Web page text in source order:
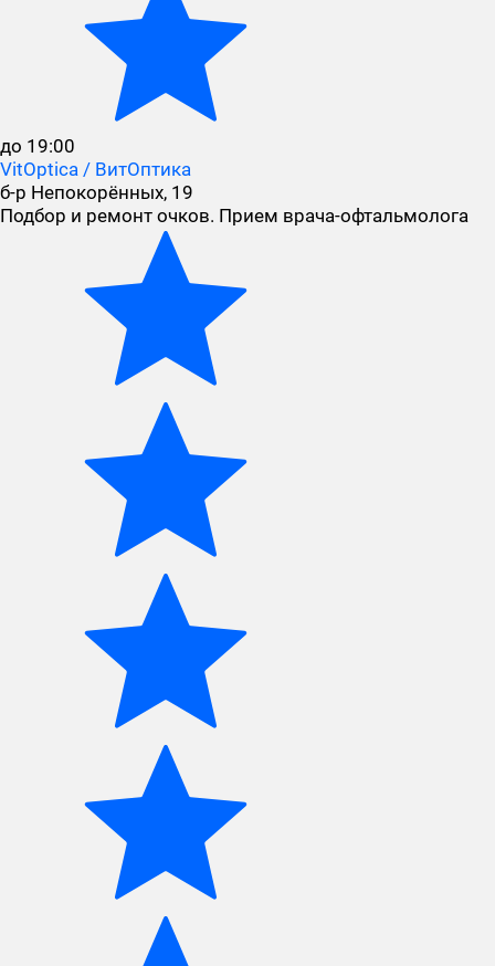
до 19:00
VitOptica / ВитОптика
б-р Непокорённых, 19
Подбор и ремонт очков. Прием врача-офтальмолога